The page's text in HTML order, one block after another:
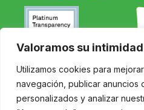
Valoramos su intimidad
Utilizamos cookies para
navegación, publicar anuncios
personalizados y analizar
Inicio
Nuestra misión